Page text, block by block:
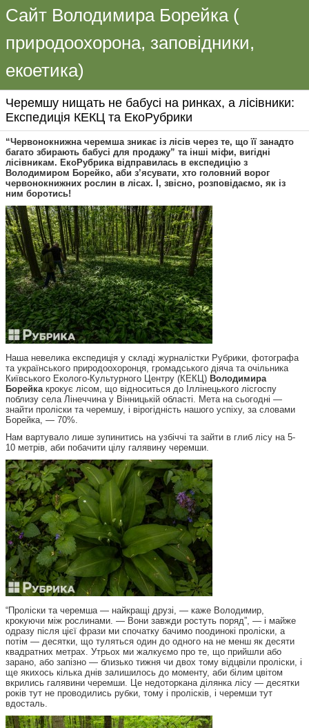
Сайт Володимира Борейка (
природоохорона, заповідники,
екоетика)
Черемшу нищать не бабусі на ринках, а лісівники:
Експедиція КЕКЦ та ЕкоРубрики
“Червонокнижна черемша зникає із лісів через те, що її занадто
багато збирають бабусі для продажу” та інші міфи, вигідні
лісівникам. ЕкоРубрика відправилась в експедицію з
Володимиром Борейко, аби з’ясувати, хто головний ворог
червонокнижних рослин в лісах. І, звісно, розповідаємо, як із
ним боротись!
Наша невелика експедиція у складі журналістки Рубрики, фотографа
та українського природоохоронця, громадського діяча та очільника
Київського Еколого-Культурного Центру (КЕКЦ) Володимира
Борейкакрокує лісом, що відноситься до Іллінецького лісгоспу
поблизу села Лінеччина у Вінницькій області. Мета на сьогодні —
знайти проліски та черемшу, і вірогідність нашого успіху, за словами
Борейка, — 70%.
Нам вартувало лише зупинитись на узбіччі та зайти в глиб лісу на 5-
10 метрів, аби побачити цілу галявину черемши.
“Проліски та черемша — найкращі друзі, — каже Володимир,
крокуючи між рослинами. — Вони завжди ростуть поряд”, — і майже
одразу після цієї фрази ми спочатку бачимо поодинокі проліски, а
потім — десятки, що туляться один до одного на не менш як десяти
квадратних метрах. Утрьох ми жалкуємо про те, що прийшли або
зарано, або запізно — близько тижня чи двох тому відцвіли проліски, і
ще якихось кілька днів залишилось до моменту, аби білим цвітом
вкрились галявини черемши. Це недоторкана ділянка лісу — десятки
років тут не проводились рубки, тому і пролісків, і черемши тут
вдосталь.